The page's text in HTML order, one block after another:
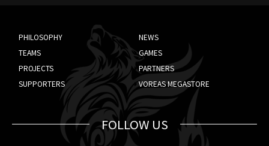
PHILOSOPHY
NEWS
TEAMS
GAMES
PROJECTS
PARTNERS
SUPPORTERS
VOREAS MEGASTORE
FOLLOW US